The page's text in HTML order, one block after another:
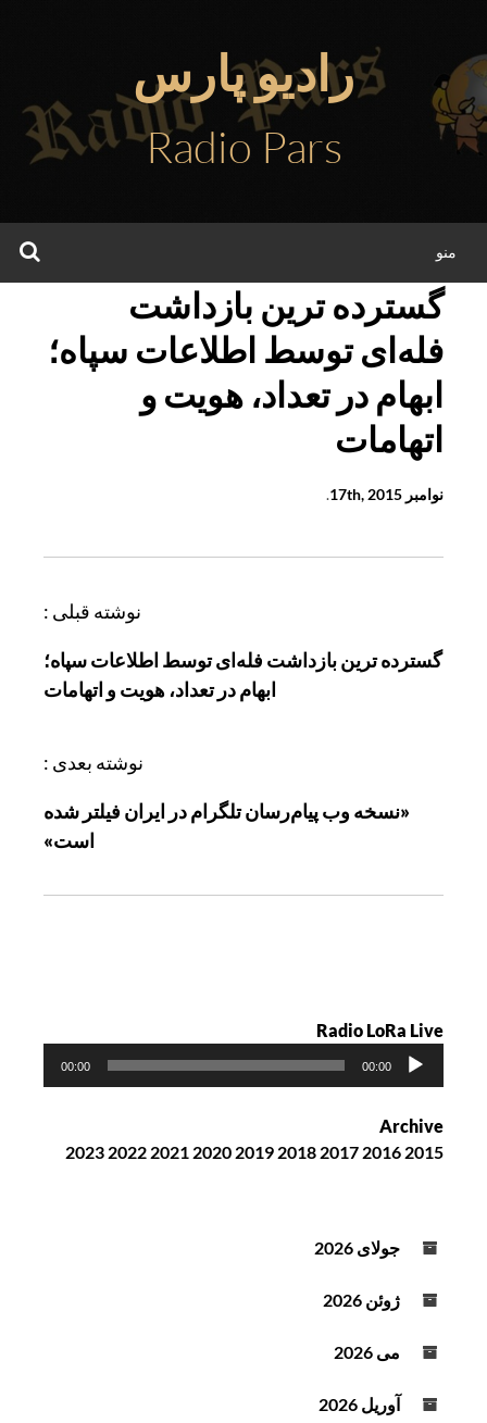
محتوا
رادیو پارس
Radio Pars
منو
گسترده ترین بازداشت
فله‌ای توسط اطلاعات سپاه؛
ابهام در تعداد، هویت و
اتهامات
نوامبر 17th, 2015 .
ه
ه
نوشته قبلی :
گسترده ترین بازداشت فله‌ای توسط اطلاعات سپاه؛
ابهام در تعداد، هویت و اتهامات
نوشته بعدی :
«نسخه وب پیام‌رسان تلگرام در ایران فیلتر شده
است»
Radio LoRa Live
ک
ن
ه
و
00:00
00:00
Archive
2015
2016
2017
2018
2019
2020
2021
2022
2023
جولای 2026
ژوئن 2026
می 2026
آوریل 2026